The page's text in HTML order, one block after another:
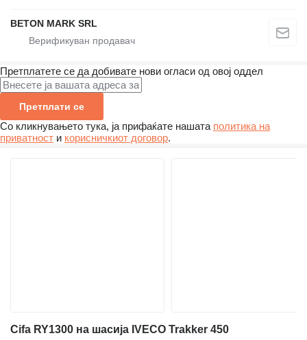
BETON MARK SRL
Претплатете се да добивате нови огласи од овој оддел
Претплати се
Со кликнувањето тука, ја прифаќате нашата политика на
приватност и корисничкиот договор.
Cifa RY1300 на шасија IVECO Trakker 450